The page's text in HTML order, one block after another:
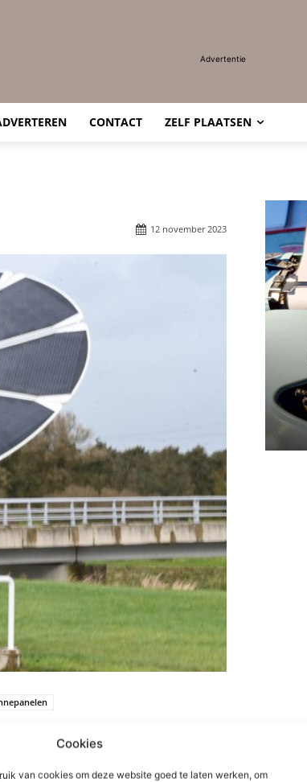
Cookies
van cookies om deze website goed te laten werken, om
Advertentie
CONTACT ZELF PLAATSEN
12 november 2023